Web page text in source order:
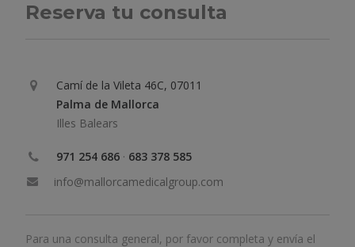
Reserva tu consulta
Camí de la Vileta 46C, 07011
Palma de Mallorca
Illes Balears
971 254 686 · 683 378 585
info@mallorcamedicalgroup.com
Para una consulta general, por favor completa y envía el